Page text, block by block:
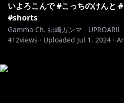
いよろこんで #こっちのけんと
#shorts
Gamma Ch. 緋崎ガンマ - UPROAR!! -
412views · Uploaded Jul 1, 2024 ·